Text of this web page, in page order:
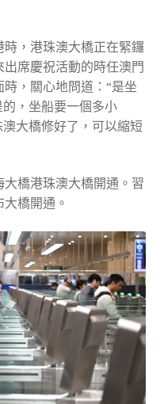
時，港珠澳大橋正在緊鑼
席慶祝活動的時任澳門
，關心地問道：“是坐
，坐船要一個多小
大橋修好了，可以縮短
大橋港珠澳大橋開通。習
橋開通。